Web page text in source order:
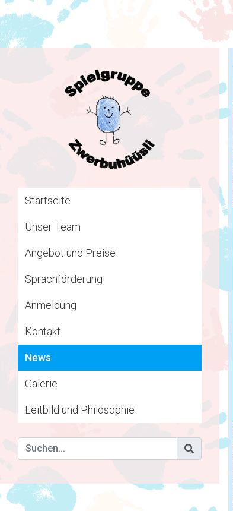
Startseite
Unser Team
Angebot und Preise
Sprachförderung
Anmeldung
Kontakt
News
Galerie
Leitbild und Philosophie